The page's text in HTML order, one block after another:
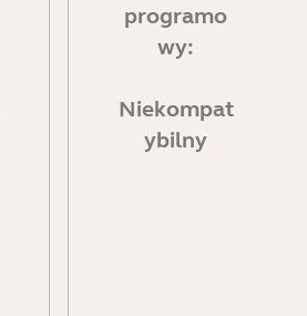
programo
wy:
Niekompat
ybilny